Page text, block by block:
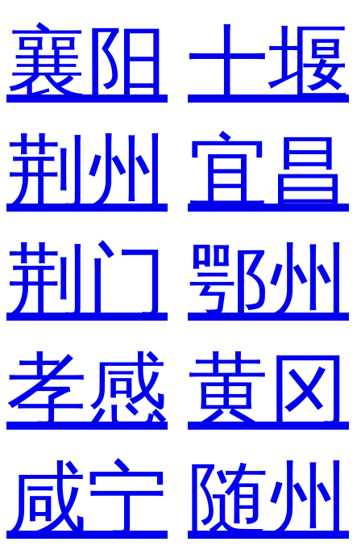
襄阳 十堰
荆州 宜昌
荆门 鄂州
孝感 黄冈
咸宁 随州